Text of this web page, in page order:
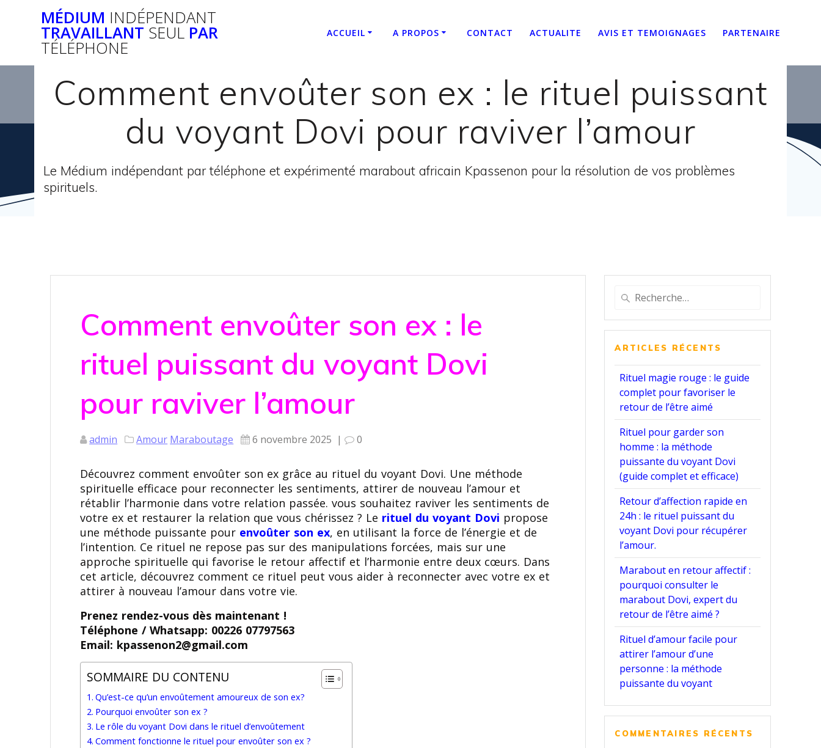
MÉDIUM INDÉPENDANT
TRAVAILLANT SEUL PAR
TÉLÉPHONE
ACCUEIL A PROPOS CONTACT ACTUALITE AVIS ET TEMOIGNAGES PARTENAIRE
Comment envoûter son ex : le rituel puissant
du voyant Dovi pour raviver l’amour
Le Médium indépendant par téléphone et expérimenté marabout africain Kpassenon pour la résolution de vos problèmes
spirituels.
Comment envoûter son ex : le
rituel puissant du voyant Dovi
pour raviver l’amour
admin Amour Maraboutage 6 novembre 2025 | 0
Découvrez comment envoûter son ex grâce au rituel du voyant Dovi. Une méthode
spirituelle efficace pour reconnecter les sentiments, attirer de nouveau l’amour et
rétablir l’harmonie dans votre relation passée. vous souhaitez raviver les sentiments de
votre ex et restaurer la relation que vous chérissez ? Le rituel du voyant Dovi propose
une méthode puissante pour envoûter son ex, en utilisant la force de l’énergie et de
l’intention. Ce rituel ne repose pas sur des manipulations forcées, mais sur une
approche spirituelle qui favorise le retour affectif et l’harmonie entre deux cœurs. Dans
cet article, découvrez comment ce rituel peut vous aider à reconnecter avec votre ex et
attirer à nouveau l’amour dans votre vie.
Prenez rendez-vous dès maintenant !
Téléphone / Whatsapp: 00226 07797563
Email: kpassenon2@gmail.com
SOMMAIRE DU CONTENU
Qu’est-ce qu’un envoûtement amoureux de son ex?
Pourquoi envoûter son ex ?
Le rôle du voyant Dovi dans le rituel d’envoûtement
Comment fonctionne le rituel pour envoûter son ex ?
Recherche
pour
:
ARTICLES RÉCENTS
Rituel magie rouge : le guide
complet pour favoriser le
retour de l’être aimé
Rituel pour garder son
homme : la méthode
puissante du voyant Dovi
(guide complet et efficace)
Retour d’affection rapide en
24h : le rituel puissant du
voyant Dovi pour récupérer
l’amour.
Marabout en retour affectif :
pourquoi consulter le
marabout Dovi, expert du
retour de l’être aimé ?
Rituel d’amour facile pour
attirer l’amour d’une
personne : la méthode
puissante du voyant
COMMENTAIRES RÉCENTS